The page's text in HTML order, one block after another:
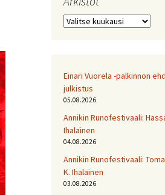
Arkistot
Einari Vuorela -palkinnon
julkistus
05.08.2026
Annikin Runofestivaali:
Ihalainen
04.08.2026
Annikin Runofestivaali:
K. Ihalainen
03.08.2026